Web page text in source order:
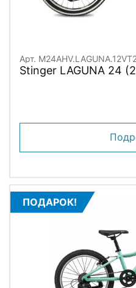
Арт.
Stinger LAGUNA 24
ПОДАРОК!